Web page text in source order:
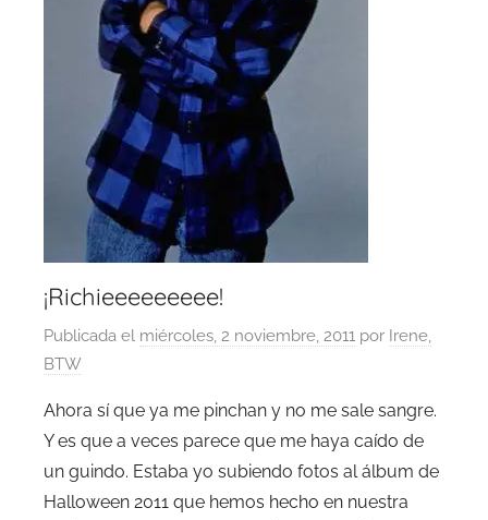
¡Richieeeeeeeee!
Publicada el miércoles, 2 noviembre, 2011 por Irene,
BTW
Ahora sí que ya me pinchan y no me sale sangre.
Y es que a veces parece que me haya caído de
un guindo. Estaba yo subiendo fotos al álbum de
Halloween 2011 que hemos hecho en nuestra